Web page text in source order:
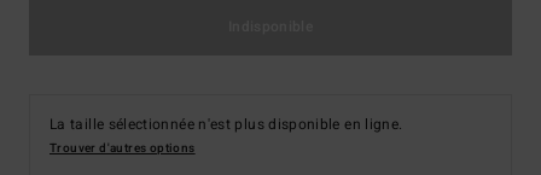
La taille sélectionnée n'est plus disponible en ligne.
Trouver d'autres options